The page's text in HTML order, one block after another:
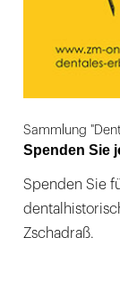
Sammlung
Spenden Sie
Spenden Sie
Zschadraß.